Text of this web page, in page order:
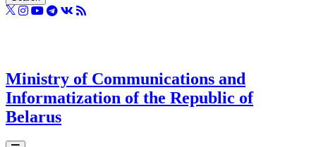
Ministry of Communications and
Informatization of the Republic of
Belarus